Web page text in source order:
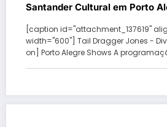
Santander Cultural em Porto
[caption id="attachment_137619"
width="600"] Tail Dragger Jones -
on] Porto Alegre Shows A